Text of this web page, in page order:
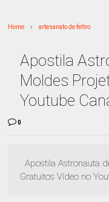
Home artesanato de feltro
Apostila
Moldes
Youtube
0
Apostila Astronauta
Gratuitos Vídeo no